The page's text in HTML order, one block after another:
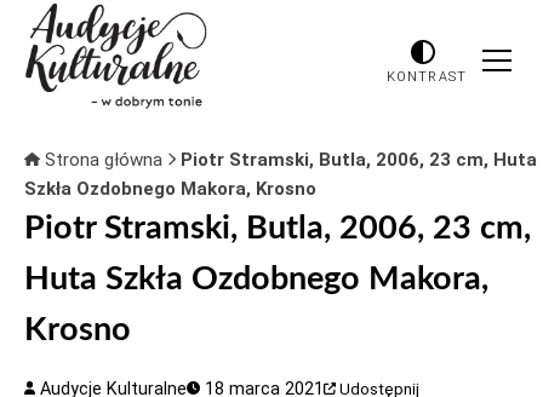
KONTRAST
Strona główna
Piotr Stramski, Butla, 2006, 23 cm, Huta
Szkła Ozdobnego Makora, Krosno
Piotr Stramski, Butla, 2006, 23 cm,
Huta Szkła Ozdobnego Makora,
Krosno
Audycje Kulturalne 18 marca 2021 Udostępnij